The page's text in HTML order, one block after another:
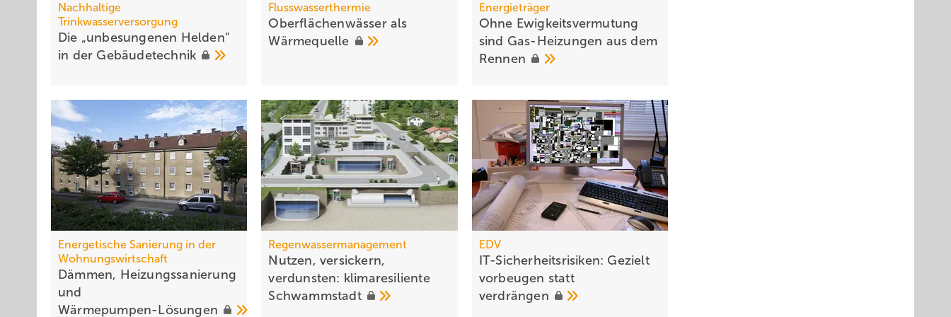
Nachhaltige
Trinkwasserversorgung
Die „unbesungenen Helden“
in der Gebäude­technik
Flusswasserthermie
Oberflächenwässer als
Wärmequelle
Energieträger
Ohne Ewigkeitsvermutung
sind Gas-Heizungen aus dem
Rennen
Energetische Sanierung in der
Wohnungswirtschaft
Dämmen, Heizungssanierung
und
Wärmepumpen-Lösungen
Regenwassermanagement
Nutzen, versickern,
verdunsten: klimaresiliente
Schwammstadt
EDV
IT-Sicherheitsrisiken: Gezielt
vorbeugen statt
verdrängen